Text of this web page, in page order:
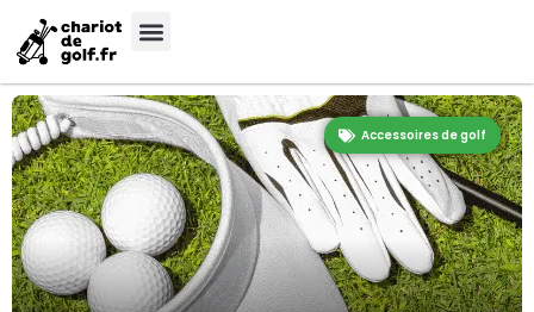
Accessoires de golf